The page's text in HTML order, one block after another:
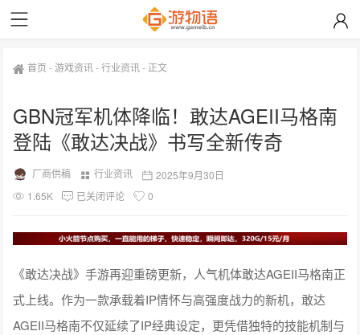
首页 -游戏资讯-行业资讯- 正文
GBN冠军机体降临！敢达AGEII马格南
登陆《敢达决战》书写全新传奇
厂商供稿 行业资讯
2025年9月30日
1.65K
已关闭评论 0
《敢达决战》手游再迎重磅更新，人气机体敢达AGEII马格南正
式上线。作为一款承载着IP情怀与高强度战力的新机，敢达
AGEII马格南不仅延续了IP经典设定，更凭借独特的技能机制与